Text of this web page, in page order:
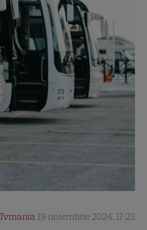
19 noiembrie 2024, 17:23